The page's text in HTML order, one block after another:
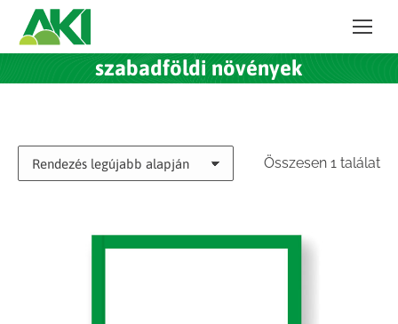
szabadföldi növények
Összesen 1 találat